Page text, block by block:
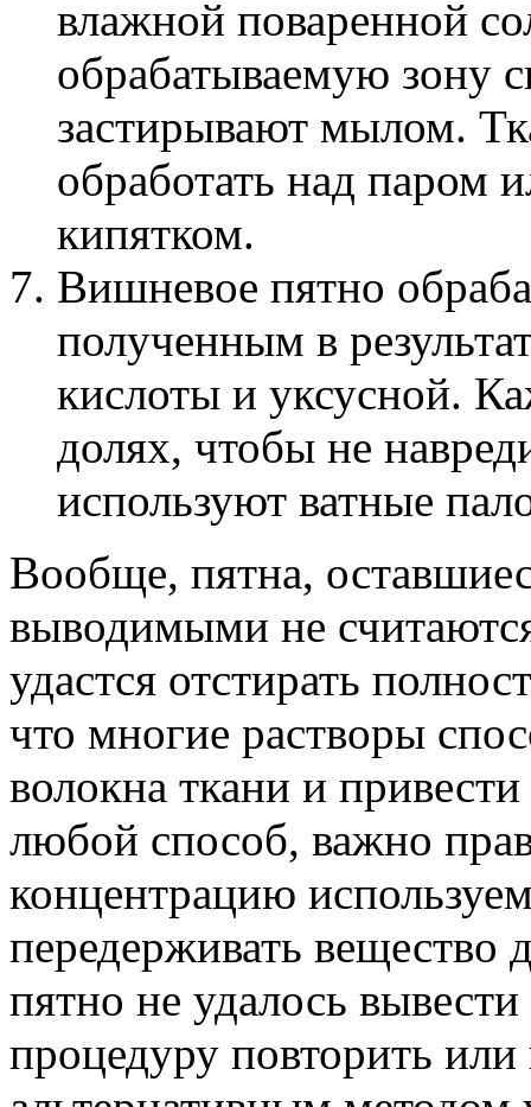
влажной поваренной
обрабатываемую зону
застирывают мылом.
обработать над паром
кипятком.
Вишневое пятно
полученным в
кислоты и уксусной.
долях, чтобы не
используют ватные
Вообще, пятна,
выводимыми не
удастся отстирать
что многие растворы
волокна ткани и
любой способ, важно
концентрацию
передерживать
пятно не удалось вывести
процедуру повторить или